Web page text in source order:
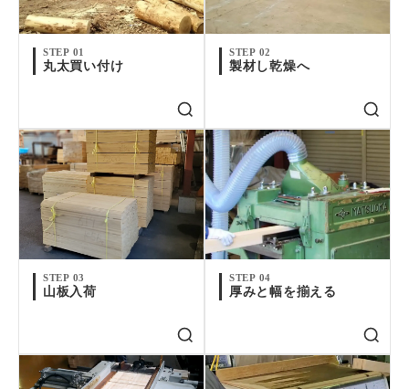
STEP 01
丸太買い付け
STEP 02
製材し乾燥へ
STEP 03
山板入荷
STEP 04
厚みと幅を揃える